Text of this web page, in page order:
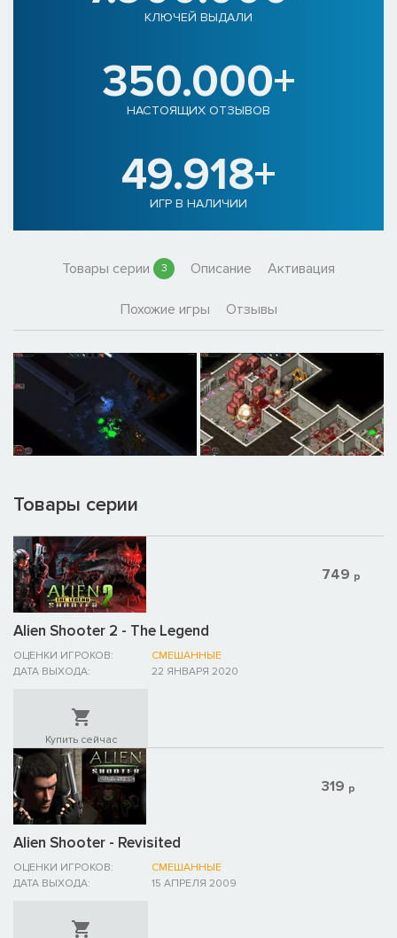
КЛЮЧЕЙ ВЫДАЛИ
350.000+
НАСТОЯЩИХ ОТЗЫВОВ
49.918+
ИГР В НАЛИЧИИ
Товары серии 3 Описание Активация
Похожие игры Отзывы
Товары серии
Alien Shooter 2 - The Legend
ОЦЕНКИ ИГРОКОВ:
СМЕШАННЫЕ
ДАТА ВЫХОДА:
22 ЯНВАРЯ 2020
749 р
Купить сейчас
Alien Shooter - Revisited
ОЦЕНКИ ИГРОКОВ:
СМЕШАННЫЕ
ДАТА ВЫХОДА:
15 АПРЕЛЯ 2009
319 р